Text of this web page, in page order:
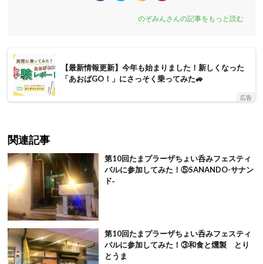
のぞみんさんの記事をもっと読む
【最新情報更新】今年も始まりました！新しくなった
「あおばGO！」にさっそく乗ってみた🚙
広告
関連記事
第10回たまプラーザちょい呑みフェスティ
バルに参加してみた！⑤SANANDO-サナン
ド‐
第10回たまプラーザちょい呑みフェスティ
バルに参加してみた！③和食と燻製 とり
とうま